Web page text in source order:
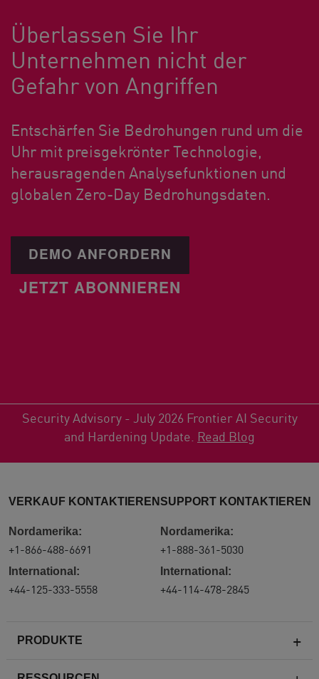
Überlassen Sie Ihr
Unternehmen nicht der
Gefahr von Angriffen
Entschärfen Sie Bedrohungen rund um die
Uhr mit preisgekrönter Technologie,
herausragenden Analysefunktionen und
globalen Zero-Day Bedrohungsdaten.
DEMO ANFORDERN
JETZT ABONNIEREN
Security Advisory - July 2026 Frontier AI Security
and Hardening Update. Read Blog
PRODUKTE
VERKAUF KONTAKTIEREN
Nordamerika:
+1-866-488-6691
International:
+44-125-333-5558
SUPPORT KONTAKTIEREN
Nordamerika:
+1-888-361-5030
International:
+44-114-478-2845